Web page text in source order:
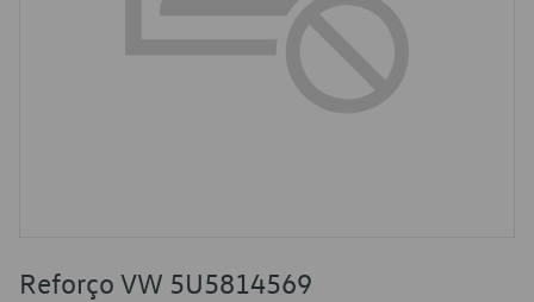
Reforço VW 5U5814569